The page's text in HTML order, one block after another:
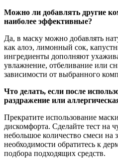
Можно ли добавлять другие
наиболее эффективные?
Да, в маску можно добавлять
как алоэ, лимонный сок,
ингредиенты дополняют
увлажнение, отбеливание или
зависимости от выбранного
Что делать, если после
раздражение или
Прекратите использование
дискомфорта. Сделайте тест на
небольшое количество смеси на
необходимости обратитесь к
подбора подходящих средств.